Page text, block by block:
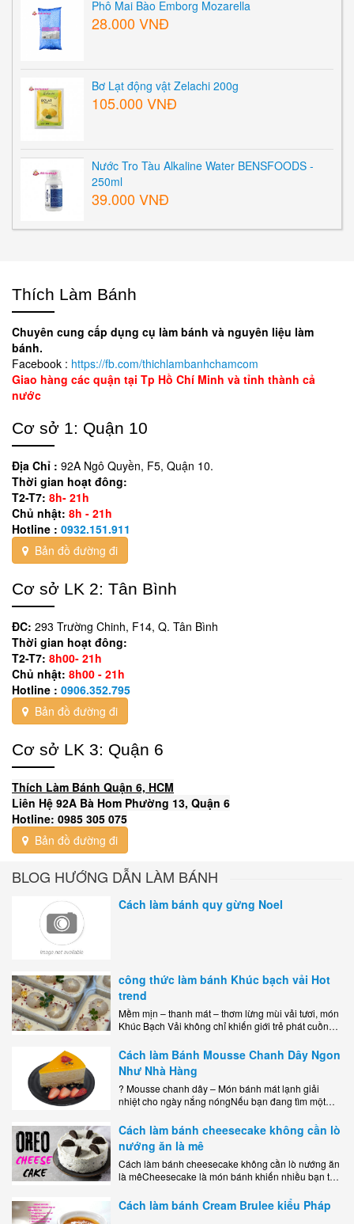
Phô Mai Bào Emborg Mozarella
28.000 VNĐ
Bơ Lạt động vật Zelachi 200g
105.000 VNĐ
Nước Tro Tàu Alkaline Water BENSFOODS -
250ml
39.000 VNĐ
Thích Làm Bánh
Chuyên cung cấp dụng cụ làm bánh và nguyên liệu làm
bánh.
Facebook : https://fb.com/thichlambanhchamcom
Giao hàng các quận tại Tp Hồ Chí Minh và tỉnh thành cả
nước
Cơ sở 1: Quận 10
Địa Chỉ : 92A Ngô Quyền, F5, Quận 10.
Thời gian hoạt đông:
T2-T7: 8h- 21h
Chủ nhật: 8h - 21h
Hotline : 0932.151.911
Bản đồ đường đi
Cơ sở LK 2: Tân Bình
ĐC: 293 Trường Chinh, F14, Q. Tân Bình
Thời gian hoạt đông:
T2-T7: 8h00- 21h
Chủ nhật: 8h00 - 21h
Hotline : 0906.352.795
Bản đồ đường đi
Cơ sở LK 3: Quận 6
Thích Làm Bánh Quận 6, HCM
Liên Hệ 92A Bà Hom Phường 13, Quận 6
Hotline: 0985 305 075
Bản đồ đường đi
BLOG HƯỚNG DẪN LÀM BÁNH
Cách làm bánh quy gừng Noel
công thức làm bánh Khúc bạch vải Hot
trend
Mềm mịn – thanh mát – thơm lừng mùi vải tươi, món
Khúc Bạch Vải không chỉ khiến giới trẻ phát cuồng
Cách làm Bánh Mousse Chanh Dây Ngon
Như Nhà Hàng
? Mousse chanh dây – Món bánh mát lạnh giải
nhiệt cho ngày nắng nóngNếu bạn đang tìm một
dễ..
Cách làm bánh cheesecake không cần lò
nướng ăn là mê
Cách làm bánh cheesecake không cần lò nướng ăn
là mêCheesecake là món bánh khiến nhiều bạn trẻ
kem..
Cách làm bánh Cream Brulee kiểu Pháp